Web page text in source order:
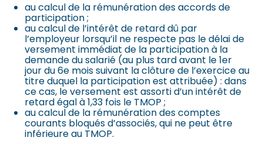
au calcul de la rémunération des accords de
participation ;
au calcul de l’intérêt de retard dû par
l’employeur lorsqu’il ne respecte pas le délai de
versement immédiat de la participation à la
demande du salarié (au plus tard avant le 1er
jour du 6e mois suivant la clôture de l’exercice au
titre duquel la participation est attribuée) : dans
ce cas, le versement est assorti d’un intérêt de
retard égal à 1,33 fois le TMOP ;
au calcul de la rémunération des comptes
courants bloqués d’associés, qui ne peut être
inférieure au TMOP.